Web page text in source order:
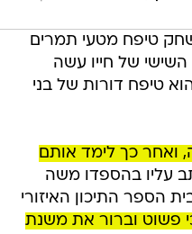
טיפח מטעי תמרים
השישי של חייו עשה
טיפח דורות של בני
ואחר כך לימד אותם
עליו בהספדו משה
הספר התיכון האיזורי
פשוט וברור את משנת